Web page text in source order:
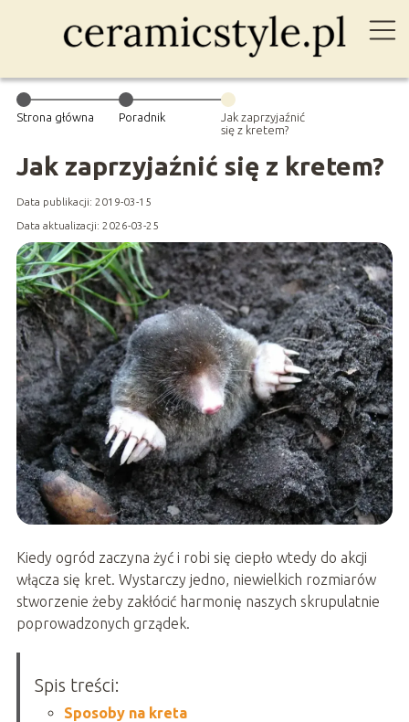
Strona główna Poradnik
Jak zaprzyjaźnić
się z kretem?
Jak zaprzyjaźnić się z kretem?
Data publikacji: 2019-03-15
Data aktualizacji: 2026-03-25
Kiedy ogród zaczyna żyć i robi się ciepło wtedy do akcji
włącza się kret. Wystarczy jedno, niewielkich rozmiarów
stworzenie żeby zakłócić harmonię naszych skrupulatnie
poprowadzonych grządek.
Spis treści:
Sposoby na kreta